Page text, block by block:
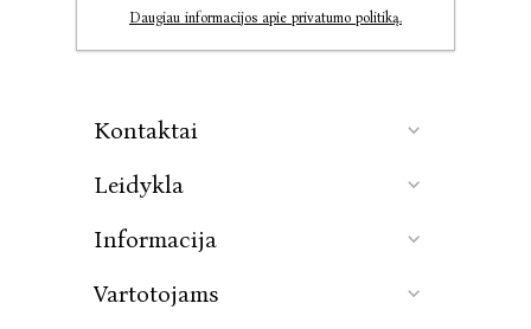
Kontaktai
Leidykla
Informacija
Vartotojams
Daugiau informacijos apie privatumo politiką.